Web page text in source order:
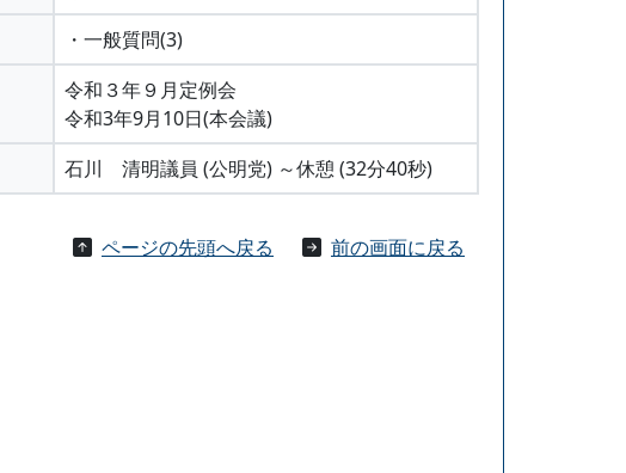
・一般質問(3)
令和３年９月定例会
令和3年9月10日(本会議)
石川 清明議員 (公明党) ～休憩 (32分40秒)
ページの先頭へ戻る 前の画面に戻る